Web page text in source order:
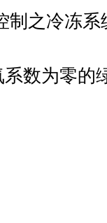
之冷冻系
数为零的